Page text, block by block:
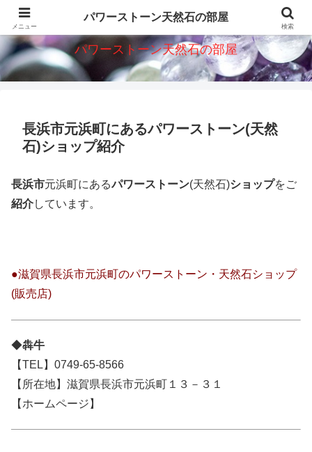
パワーストーン天然石意味・効果・ショップを紹介
パワーストーン天然石の部屋
長浜市元浜町にあるパワーストーン(天然
石)ショップ紹介
長浜市元浜町にあるパワーストーン(天然石)ショップをご
紹介しています。
●滋賀県長浜市元浜町のパワーストーン・天然石ショップ
(販売店)
◆犇牛
【TEL】0749-65-8566
【所在地】滋賀県長浜市元浜町１３－３１
【ホームページ】
メニュー
パワーストーン天然石の部屋
検索